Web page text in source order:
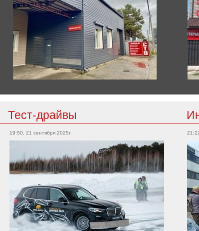
Тест-драйвы
19:50, 21 сентября 2025г.